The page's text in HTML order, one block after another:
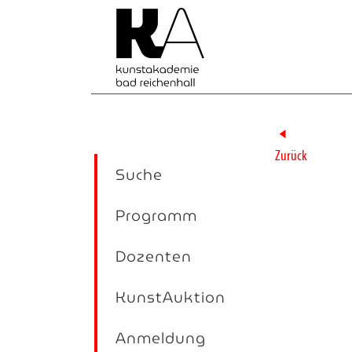
Suche
Programm
Dozenten
KunstAuktion
Anmeldung
►
Zurück